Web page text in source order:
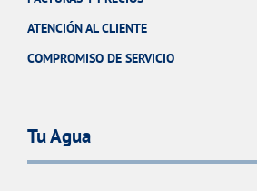
ATENCIÓN AL CLIENTE
COMPROMISO DE SERVICIO
Tu Agua